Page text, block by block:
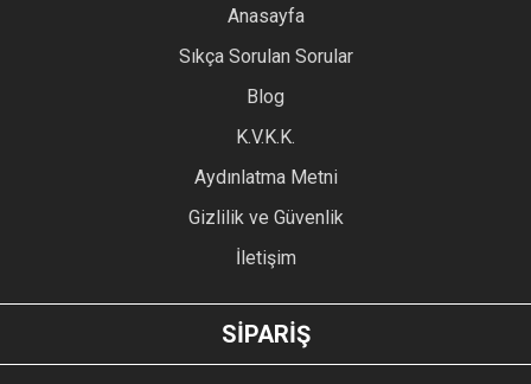
YORUM YAZ
Ürün resmi kalitesiz, bozuk veya görüntülenemiyor.
Ürün açıklamasında eksik bilgiler bulunuyor.
Ürün bilgilerinde hatalar bulunuyor.
Ürün fiyatı diğer sitelerden daha pahalı.
GÖNDER
Anasayfa
Sıkça Sorulan Sorular
Blog
K.V.K.K.
Aydınlatma Metni
Gizlilik ve Güvenlik
İletişim
SİPARİŞ